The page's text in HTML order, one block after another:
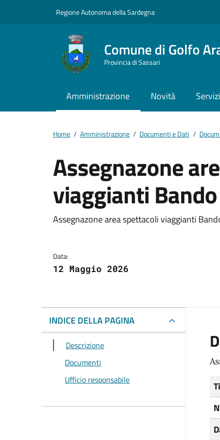
Regione Autonoma della Sardegna
Comune di Golfo
Provincia di Sassari
Amministrazione Novità Servizi
Home / Amministrazione / Documenti e Dati /
Assegnazone
viaggianti Bando
Dettagli del
Assegnazone area spettacoli viaggianti
Data:
12 Maggio 2026
INDICE DELLA PAGINA
Descrizione
Documenti
Ufficio responsabile